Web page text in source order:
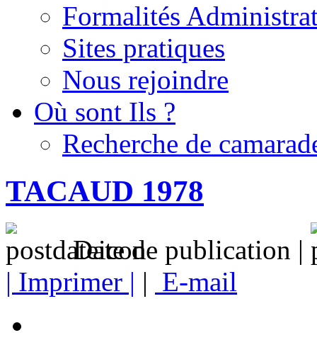
Formalités
Sites pratiques
Nous rejoindre
Où sont Ils ?
Recherche de
TACAUD 1978
Date de publication |
| Imprimer | | E-mail